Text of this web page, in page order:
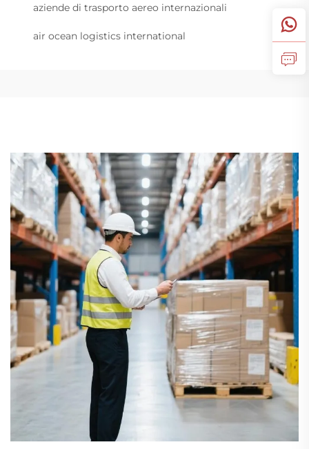
aziende di trasporto aereo internazionali
air ocean logistics international